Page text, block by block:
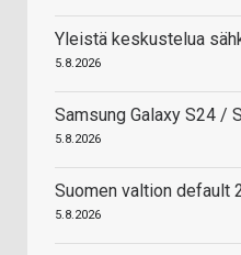
Yleistä keskustelua
5.8.2026
Samsung Galaxy S24 /
5.8.2026
Suomen valtion default
5.8.2026